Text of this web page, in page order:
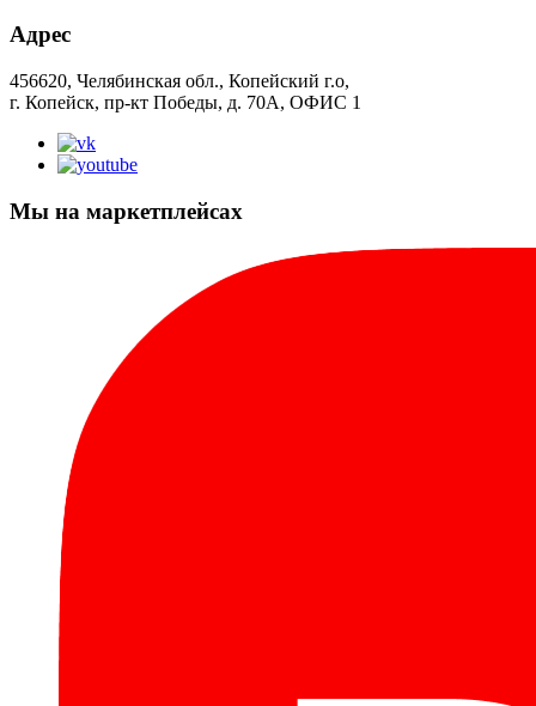
Адрес
456620, Челябинская обл., Копейский г.о,
г. Копейск, пр-кт Победы, д. 70А, ОФИС 1
Мы на маркетплейсах